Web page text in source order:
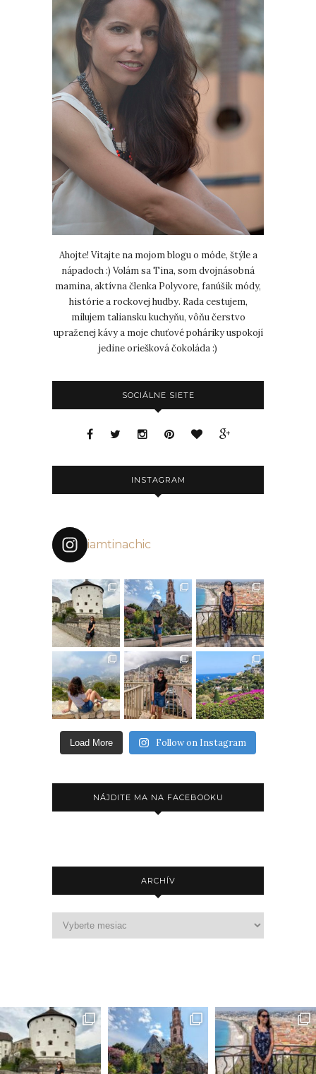
Ahojte! Vitajte na mojom blogu o móde, štýle a
nápadoch :) Volám sa Tina, som dvojnásobná
mamina, aktívna členka Polyvore, fanúšik módy,
histórie a rockovej hudby. Rada cestujem,
milujem taliansku kuchyňu, vôňu čerstvo
upraženej kávy a moje chuťové poháriky uspokojí
jedine oriešková čokoláda :)
SOCIÁLNE SIETE
INSTAGRAM
iamtinachic
Load More Follow on Instagram
NÁJDITE MA NA FACEBOOKU
ARCHÍV